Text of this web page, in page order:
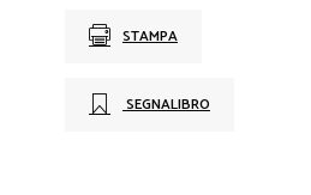
STAMPA
SEGNALIBRO